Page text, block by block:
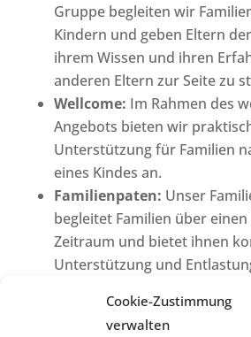
Cookie-Zustimmung
verwalten
Gruppe begleiten wir
Kindern und geben Eltern
ihrem Wissen und ihren
anderen Eltern zur Seite zu
Wellcome: Im Rahmen des
Angebots bieten wir
Unterstützung für Familien
eines Kindes an.
Familienpaten: Unser
begleitet Familien über
Zeitraum und bietet ihnen
Unterstützung und
Unser TipTap-Team zeigt jeden
Einsatz und ist mit Freude und